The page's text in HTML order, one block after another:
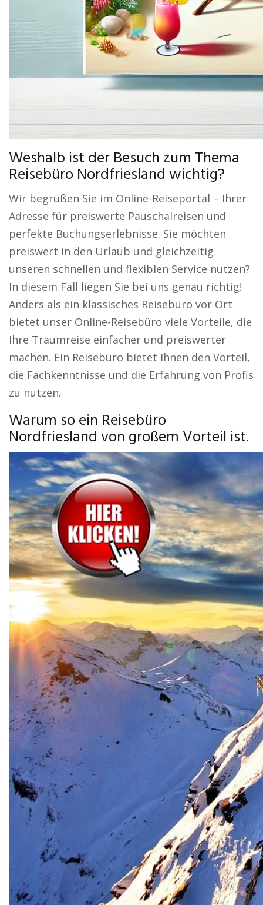
Weshalb ist der Besuch zum Thema
Reisebüro Nordfriesland wichtig?
Wir begrüßen Sie im Online-Reiseportal – Ihrer
Adresse für preiswerte Pauschalreisen und
perfekte Buchungserlebnisse. Sie möchten
preiswert in den Urlaub und gleichzeitig
unseren schnellen und flexiblen Service nutzen?
In diesem Fall liegen Sie bei uns genau richtig!
Anders als ein klassisches Reisebüro vor Ort
bietet unser Online-Reisebüro viele Vorteile, die
Ihre Traumreise einfacher und preiswerter
machen. Ein Reisebüro bietet Ihnen den Vorteil,
die Fachkenntnisse und die Erfahrung von Profis
zu nutzen.
Warum so ein Reisebüro
Nordfriesland von großem Vorteil ist.